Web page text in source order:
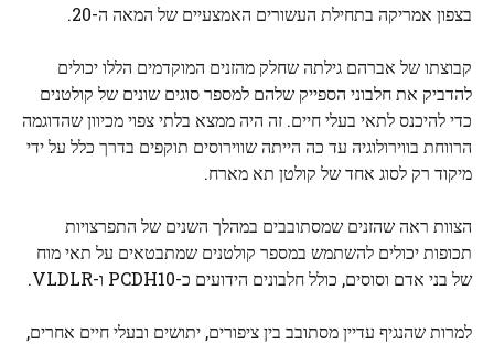
בצפון אמריקה בתחילת העשורים האמצעיים של המאה ה-20.
קבוצתו של אברהם גילתה שחלק מהזנים המוקדמים הללו יכולים
להדביק את חלבוני הספייק שלהם למספר סוגים שונים של קולטנים
כדי להיכנס לתאי בעלי חיים. זה היה ממצא בלתי צפוי מכיוון שהדוגמה
הרווחת בווירולוגיה עד כה הייתה שווירוסים תוקפים בדרך כלל על ידי
מיקוד רק לסוג אחד של קולטן תא מארח.
הצוות ראה שהזנים שמסתובבים במהלך השנים של התפרצויות
תכופות יכולים להשתמש במספר קולטנים שמתבטאים על תאי מוח
של בני אדם וסוסים, כולל חלבונים הידועים כ-PCDH10 ו-VLDLR.
למרות שהנגיף עדיין מסתובב בין ציפורים, יתושים ובעלי חיים אחרים,